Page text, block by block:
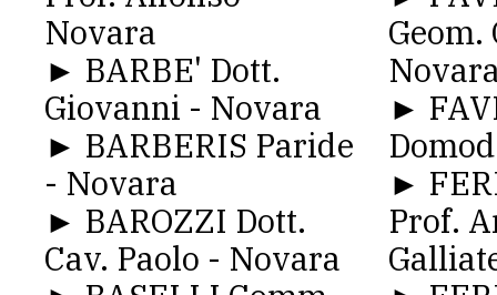
Novara
► BARBE' Dott.
Giovanni - Novara
► BARBERIS Paride
- Novara
► BAROZZI Dott.
Cav. Paolo - Novara
Geom.
►
►
Prof.